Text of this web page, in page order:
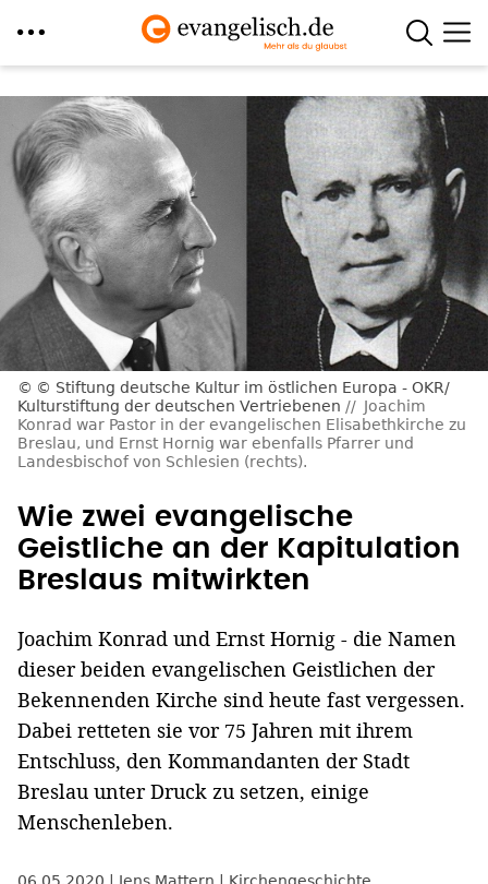
Inhalt
© Stiftung deutsche Kultur im östlichen Europa - OKR/
Kulturstiftung der deutschen Vertriebenen
Joachim
Konrad war Pastor in der evangelischen Elisabethkirche zu
Breslau, und Ernst Hornig war ebenfalls Pfarrer und
Landesbischof von Schlesien (rechts).
Wie zwei evangelische
Geistliche an der Kapitulation
Breslaus mitwirkten
Joachim Konrad und Ernst Hornig - die Namen
dieser beiden evangelischen Geistlichen der
Bekennenden Kirche sind heute fast vergessen.
Dabei retteten sie vor 75 Jahren mit ihrem
Entschluss, den Kommandanten der Stadt
Breslau unter Druck zu setzen, einige
Menschenleben.